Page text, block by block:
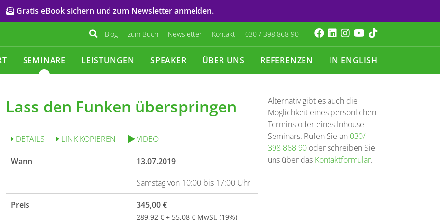
Gratis eBook sichern und zum Newsletter anmelden.
Blog zum Buch Newsletter Kontakt 030 / 398 868 90
SEMINARE LEISTUNGEN SPEAKER ÜBER UNS REFERENZEN IN ENGLISH
Lass den Funken überspringen
DETAILS LINK KOPIEREN VIDEO
Wann
13.07.2019
Samstag von 10:00 bis 17:00 Uhr
Preis 345,00 €
289,92 € + 55,08 € MwSt. (19%)
Alternativ gibt es auch die
Möglichkeit eines persönlichen
Termins oder eines Inhouse
Seminars. Rufen Sie an 030/
398 868 90oder schreiben Sie
uns über das Kontaktformular.